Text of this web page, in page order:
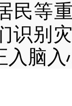
民等
识别
入脑入